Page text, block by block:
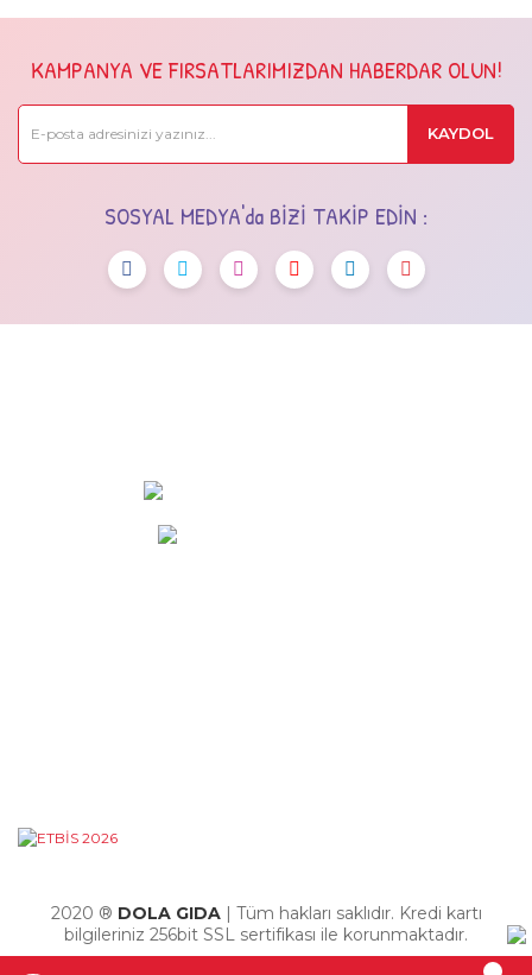
KAMPANYA VE FIRSATLARIMIZDAN HABERDAR OLUN!
KAYDOL
SOSYAL MEDYA'da BİZİ TAKİP EDİN :
2020 ® DOLA GIDA| Tüm hakları saklıdır. Kredi kartı
bilgileriniz 256bit SSL sertifikası ile korunmaktadır.